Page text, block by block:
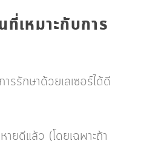
เหมาะกับการ
รักษาด้วยเลเซอร์ได้ดี
ยดีแล้ว (โดยเฉพาะถ้า